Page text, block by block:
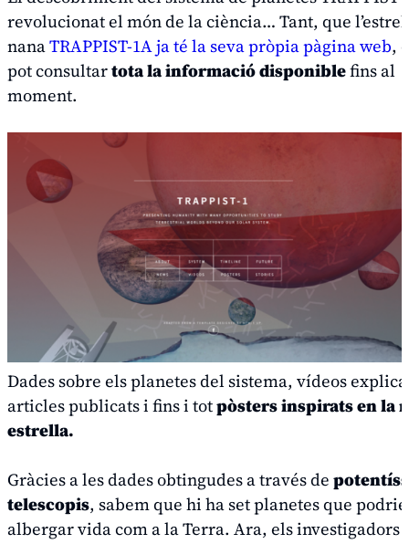
revolucionat el món de la ciència… Tant, que
nanaTRAPPIST-1A ja té la seva pròpia pàgina web,
pot consultartota la informació disponiblefins al
moment.
Dades sobre els planetes del sistema, vídeos
articles publicats i fins i totpòsters inspirats en la
estrella.
Gràcies a les dades obtingudes a través de
telescopis, sabem que hi ha set planetes que
albergar vida com a la Terra. Ara, els investigadors